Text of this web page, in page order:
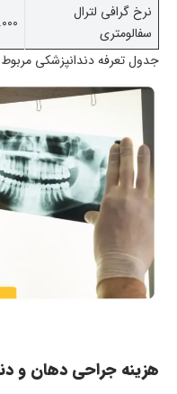
نرخ گرافی لترال
سفالومتری
جدول تعرفه دندانپزشکی
هزینه جراحی دهان و